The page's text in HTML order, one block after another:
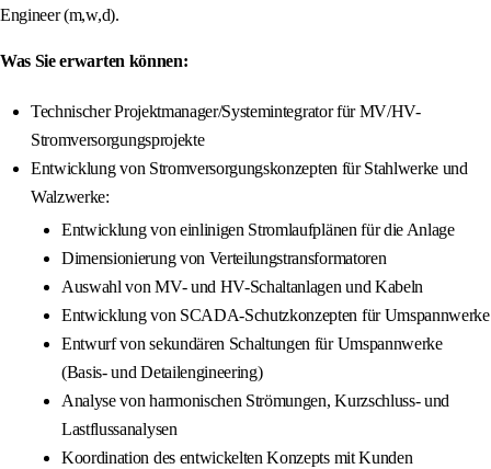
Engineer (m,w,d).
Was Sie erwarten können:
Technischer Projektmanager/Systemintegrator für MV/HV-
Stromversorgungsprojekte
Entwicklung von Stromversorgungskonzepten für Stahlwerke und
Walzwerke:
Entwicklung von einlinigen Stromlaufplänen für die Anlage
Dimensionierung von Verteilungstransformatoren
Auswahl von MV- und HV-Schaltanlagen und Kabeln
Entwicklung von SCADA-Schutzkonzepten für Umspannwerke
Entwurf von sekundären Schaltungen für Umspannwerke
(Basis- und Detailengineering)
Analyse von harmonischen Strömungen, Kurzschluss- und
Lastflussanalysen
Koordination des entwickelten Konzepts mit Kunden